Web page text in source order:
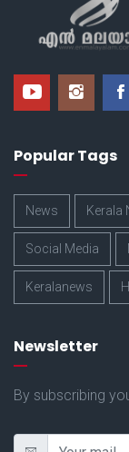
Popular Tags
News Kerala
Social Media
Keralanews
Newsletter
By subscribing